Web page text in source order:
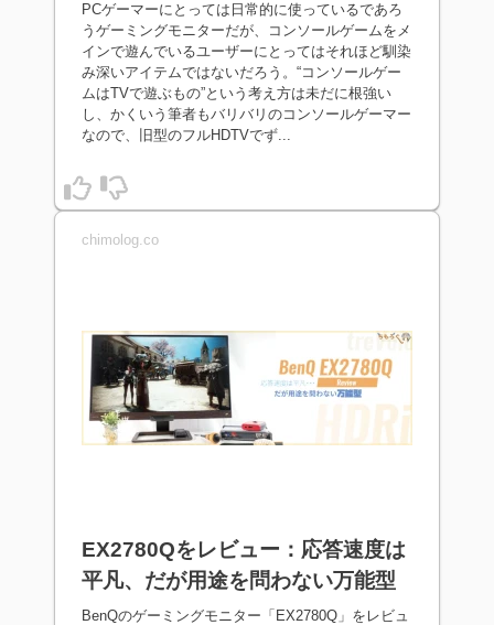
PCゲーマーにとっては日常的に使っているであろ
うゲーミングモニターだが、コンソールゲームをメ
インで遊んでいるユーザーにとってはそれほど馴染
み深いアイテムではないだろう。“コンソールゲー
ムはTVで遊ぶもの”という考え方は未だに根強い
し、かくいう筆者もバリバリのコンソールゲーマー
なので、旧型のフルHDTVでず...
chimolog.co
EX2780Qをレビュー：応答速度は
平凡、だが用途を問わない万能型
BenQのゲーミングモニター「EX2780Q」をレビュ